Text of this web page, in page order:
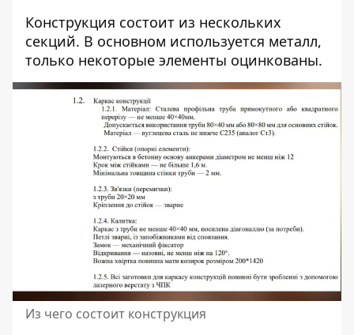
Конструкция состоит из нескольких
секций. В основном используется металл,
только некоторые элементы оцинкованы.
Из чего состоит конструкция